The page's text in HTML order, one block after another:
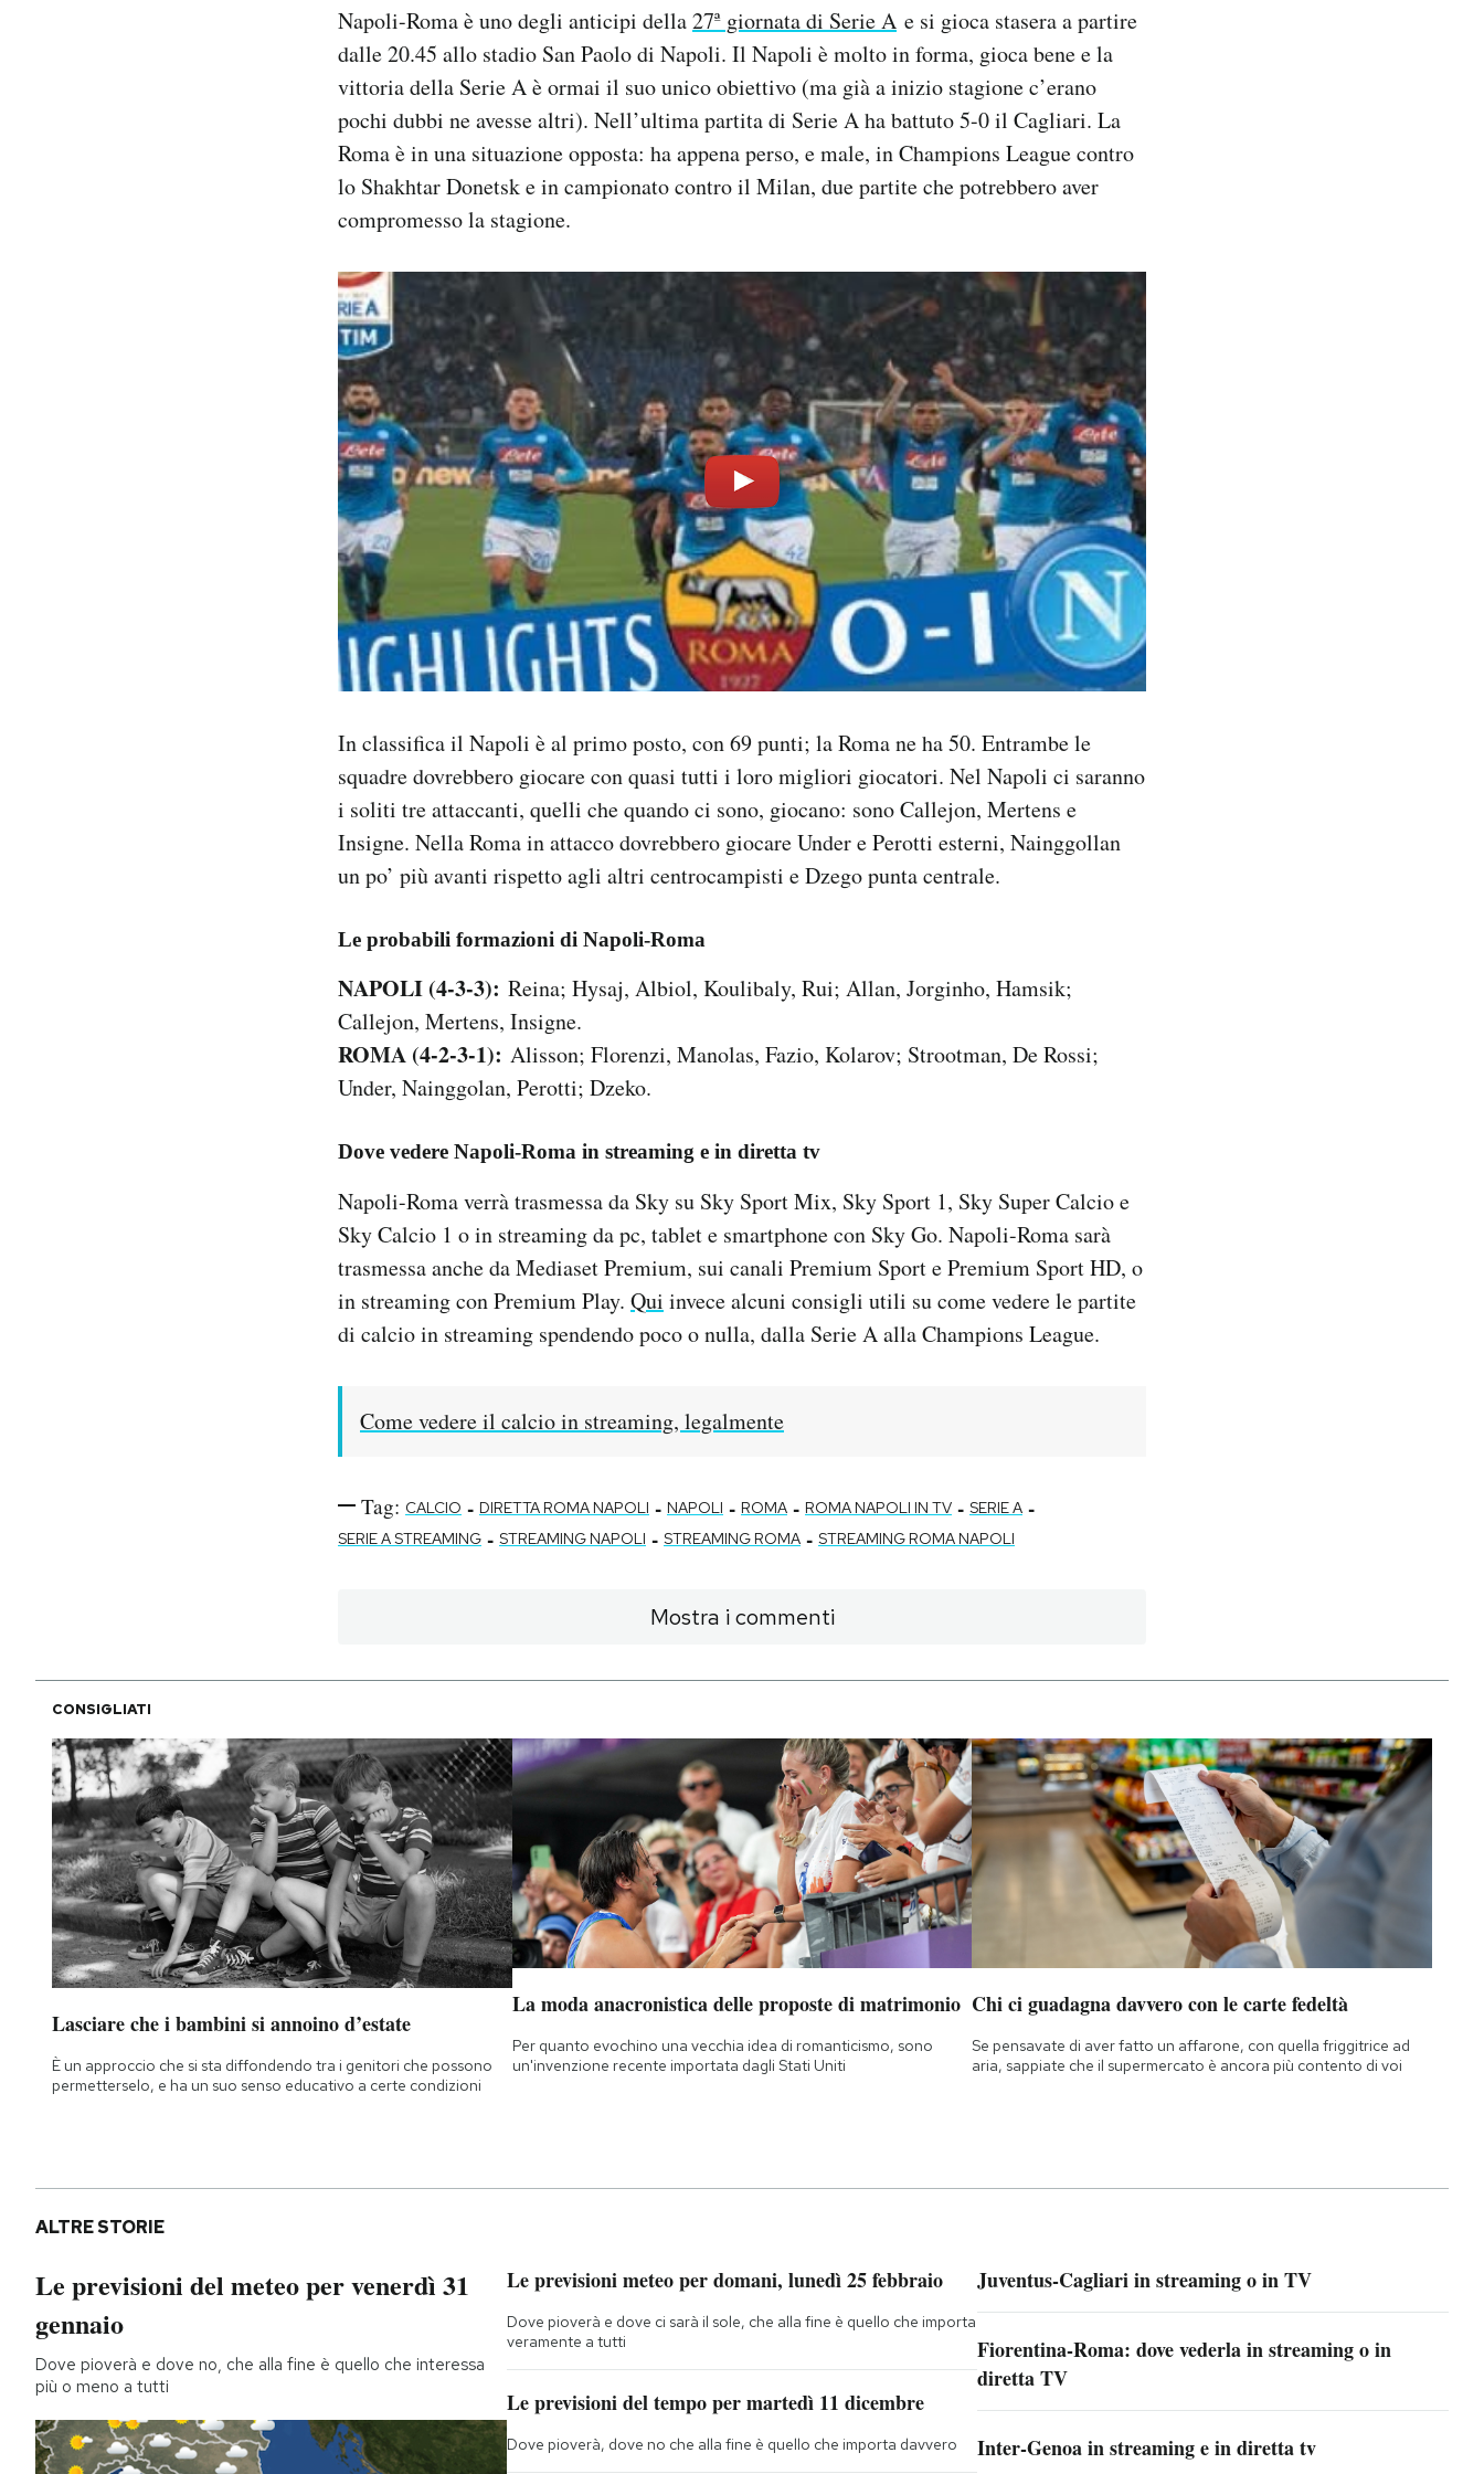
Napoli-Roma è uno degli anticipi della27ª giornata di Serie A e si gioca stasera a partire
dalle 20.45 allo stadio San Paolo di Napoli. Il Napoli è molto in forma, gioca bene e la
vittoria della Serie A è ormai il suo unico obiettivo (ma già a inizio stagione c’erano
pochi dubbi ne avesse altri). Nell’ultima partita di Serie A ha battuto 5-0 il Cagliari. La
Roma è in una situazione opposta: ha appena perso, e male, in Champions League contro
lo Shakhtar Donetsk e in campionato contro il Milan, due partite che potrebbero aver
compromesso la stagione.
In classifica il Napoli è al primo posto, con 69 punti; la Roma ne ha 50. Entrambe le
squadre dovrebbero giocare con quasi tutti i loro migliori giocatori. Nel Napoli ci saranno
i soliti tre attaccanti, quelli che quando ci sono, giocano: sono Callejon, Mertens e
Insigne. Nella Roma in attacco dovrebbero giocare Under e Perotti esterni, Nainggollan
un po’ più avanti rispetto agli altri centrocampisti e Dzego punta centrale.
Le probabili formazioni di Napoli-Roma
NAPOLI (4-3-3): Reina; Hysaj, Albiol, Koulibaly, Rui; Allan, Jorginho, Hamsik;
Callejon, Mertens, Insigne.
ROMA (4-2-3-1): Alisson; Florenzi, Manolas, Fazio, Kolarov; Strootman, De Rossi;
Under, Nainggolan, Perotti; Dzeko.
Dove vedere Napoli-Roma in streaming e in diretta tv
Napoli-Roma verrà trasmessa da Sky su Sky Sport Mix, Sky Sport 1, Sky Super Calcio e
Sky Calcio 1 o in streaming da pc, tablet e smartphone con Sky Go. Napoli-Roma sarà
trasmessa anche da Mediaset Premium, sui canali Premium Sport e Premium Sport HD, o
in streaming con Premium Play. Qui invece alcuni consigli utili su come vedere le partite
di calcio in streaming spendendo poco o nulla, dalla Serie A alla Champions League.
Come vedere il calcio in streaming, legalmente
Tag: CALCIO - DIRETTA ROMA NAPOLI - NAPOLI - ROMA - ROMA NAPOLI IN TV - SERIE A -
SERIE A STREAMING - STREAMING NAPOLI - STREAMING ROMA - STREAMING ROMA NAPOLI
Mostra i commenti
CONSIGLIATI
Lasciare che i bambini si annoino d’estate
È un approccio che si sta diffondendo tra i genitori che possono
permetterselo, e ha un suo senso educativo a certe condizioni
La moda anacronistica delle proposte di matrimonio
Per quanto evochino una vecchia idea di romanticismo, sono
un'invenzione recente importata dagli Stati Uniti
Chi ci guadagna davvero con le carte fedeltà
Se pensavate di aver fatto un affarone, con quella friggitrice ad
aria, sappiate che il supermercato è ancora più contento di voi
ALTRE STORIE
Le previsioni del meteo per venerdì 31
gennaio
Dove pioverà e dove no, che alla fine è quello che interessa
più o meno a tutti
Le previsioni meteo per domani, lunedì 25 febbraio
Dove pioverà e dove ci sarà il sole, che alla fine è quello che importa
veramente a tutti
Le previsioni del tempo per martedì 11 dicembre
Dove pioverà, dove no che alla fine è quello che importa davvero
Juventus-Cagliari in streaming o in TV
Fiorentina-Roma: dove vederla in streaming o in
diretta TV
Inter-Genoa in streaming e in diretta tv